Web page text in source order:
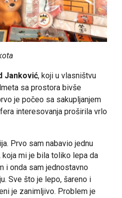
Janković, koji u vlasništvu
sa prostora bivše
je počeo sa sakupljanjem
interesovanja proširila vrlo
Prvo sam nabavio jednu
mi je bila toliko lepa da
i onda sam jednostavno
Sve što je lepo, šareno i
je zanimljivo. Problem je